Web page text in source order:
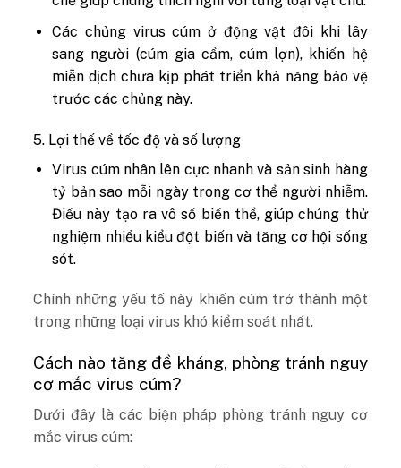
Các chủng virus cúm ở động vật đôi khi lây
sang người (cúm gia cầm, cúm lợn), khiến hệ
miễn dịch chưa kịp phát triển khả năng bảo vệ
trước các chủng này.
5. Lợi thế về tốc độ và số lượng
Virus cúm nhân lên cực nhanh và sản sinh hàng
tỷ bản sao mỗi ngày trong cơ thể người nhiễm.
Điều này tạo ra vô số biến thể, giúp chúng thử
nghiệm nhiều kiểu đột biến và tăng cơ hội sống
sót.
Chính những yếu tố này khiến cúm trở thành một
trong những loại virus khó kiểm soát nhất.
Cách nào tăng đề kháng, phòng tránh nguy
cơ mắc virus cúm?
Dưới đây là các biện pháp phòng tránh nguy cơ
mắc virus cúm: